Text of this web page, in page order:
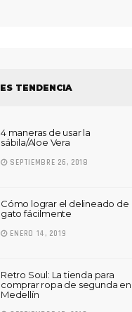
ES TENDENCIA
4 maneras de usar la
sábila/Aloe Vera
SEPTIEMBRE 26, 2018
Cómo lograr el delineado de
gato fácilmente
ENERO 14, 2019
Retro Soul: La tienda para
comprar ropa de segunda en
Medellín